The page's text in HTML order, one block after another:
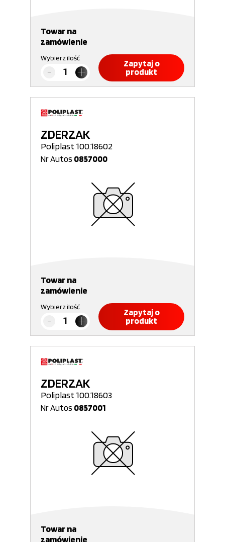
Towar na
zamówienie
Wybierz ilość
Zapytaj o
produkt
ZDERZAK
Poliplast 100.18602
Nr Autos 0857000
Towar na
zamówienie
Wybierz ilość
Zapytaj o
produkt
ZDERZAK
Poliplast 100.18603
Nr Autos 0857001
Towar na
zamówienie